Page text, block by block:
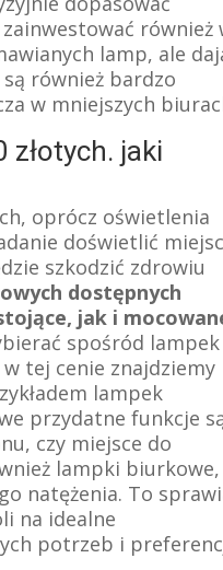
również
lamp, ale
również bardzo
w mniejszych
złotych. jaki
oprócz oświetlenia
doświetlić
szkodzić zdrowiu
dostępnych
jak i
spośród lampek
tej cenie znajdziemy
lampek
przydatne funkcje
czy miejsce do
lampki biurkowe,
natężenia. To
na idealne
potrzeb i